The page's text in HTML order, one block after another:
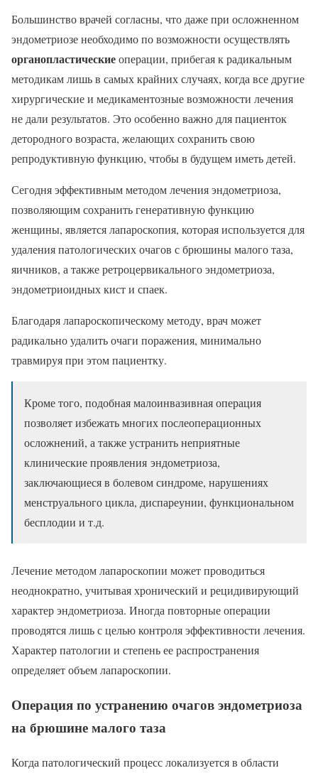
Большинство врачей согласны, что даже при осложненном
эндометриозе необходимо по возможности осуществлять
органопластическиеоперации, прибегая к радикальным
методикам лишь в самых крайних случаях, когда все другие
хирургические и медикаментозные возможности лечения
не дали результатов. Это особенно важно для пациенток
детородного возраста, желающих сохранить свою
репродуктивную функцию, чтобы в будущем иметь детей.
Сегодня эффективным методом лечения эндометриоза,
позволяющим сохранить генеративную функцию
женщины, является лапароскопия, которая используется для
удаления патологических очагов с брюшины малого таза,
яичников, а также ретроцервикального эндометриоза,
эндометриоидных кист и спаек.
Благодаря лапароскопическому методу, врач может
радикально удалить очаги поражения, минимально
травмируя при этом пациентку.
Кроме того, подобная малоинвазивная операция
позволяет избежать многих послеоперационных
осложнений, а также устранить неприятные
клинические проявления эндометриоза,
заключающиеся в болевом синдроме, нарушениях
менструального цикла, диспареунии, функциональном
бесплодии и т.д.
Лечение методом лапароскопии может проводиться
неоднократно, учитывая хронический и рецидивирующий
характер эндометриоза. Иногда повторные операции
проводятся лишь с целью контроля эффективности лечения.
Характер патологии и степень ее распространения
определяет объем лапароскопии.
Операция по устранению очагов эндометриоза
на брюшине малого таза
Когда патологический процесс локализуется в области